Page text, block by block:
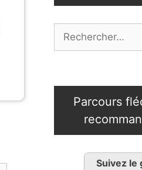
Parcours
Suivez le